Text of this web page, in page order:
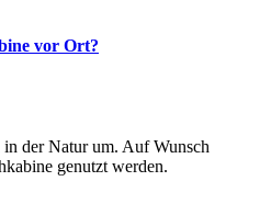
vor Ort?
in der Natur um. Auf Wunsch
genutzt werden.